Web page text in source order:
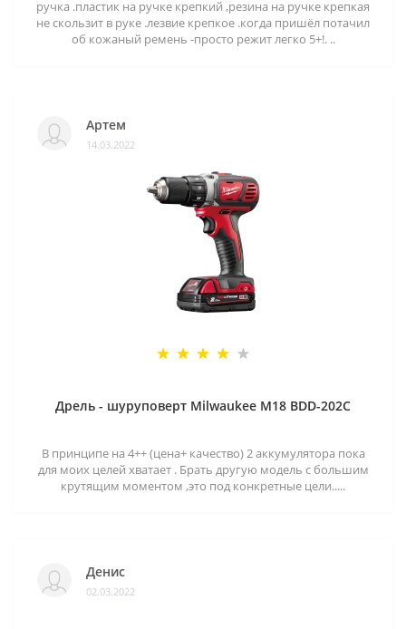
ручка .пластик на ручке крепкий ,резина на ручке крепкая
не скользит в руке .лезвие крепкое .когда пришёл потачил
об кожаный ремень -просто режит легко 5+!. ..
Артем
14.03.2022
Дрель - шуруповерт Milwaukee M18 BDD-202C
В принципе на 4++ (цена+ качество) 2 аккумулятора пока
для моих целей хватает . Брать другую модель с большим
крутящим моментом ,это под конкретные цели.....
Денис
02.03.2022